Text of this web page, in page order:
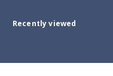
Recently viewed